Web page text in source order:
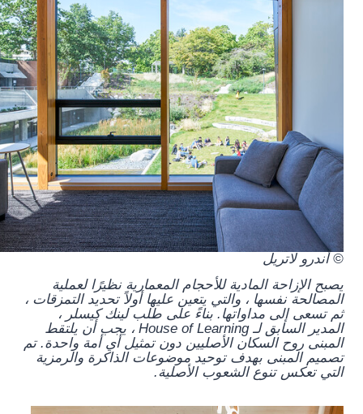
© أندرو لاتريل
يصبح الإزاحة المادية للأحجام المعمارية نظيرًا لعملية
المصالحة نفسها ، والتي يتعين عليها أولاً تحديد التمزقات ،
ثم تسعى إلى مداواتها. بناءً على طلب لينك كيسلر ،
المدير السابق لـ House of Learning ، يجب أن يلتقط
المبنى روح السكان الأصليين دون تمثيل أي أمة واحدة. تم
تصميم المبنى بهدف توحيد موضوعات الذاكرة والرمزية
التي تعكس تنوع الشعوب الأصلية.